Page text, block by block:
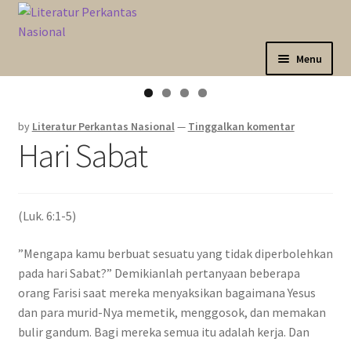
Skip
to
Langsung
ke
Menu
Sahabat Anda Bertumbuh
Kategori
Marketplace
Katalog
by Literatur Perkantas Nasional— Tinggalkan komentar
Hari Sabat
(Luk. 6:1-5)
”Mengapa kamu berbuat sesuatu yang tidak diperbolehkan
pada hari Sabat?” Demikianlah pertanyaan beberapa
orang Farisi saat mereka menyaksikan bagaimana Yesus
dan para murid-Nya memetik, menggosok, dan memakan
bulir gandum. Bagi mereka semua itu adalah kerja. Dan